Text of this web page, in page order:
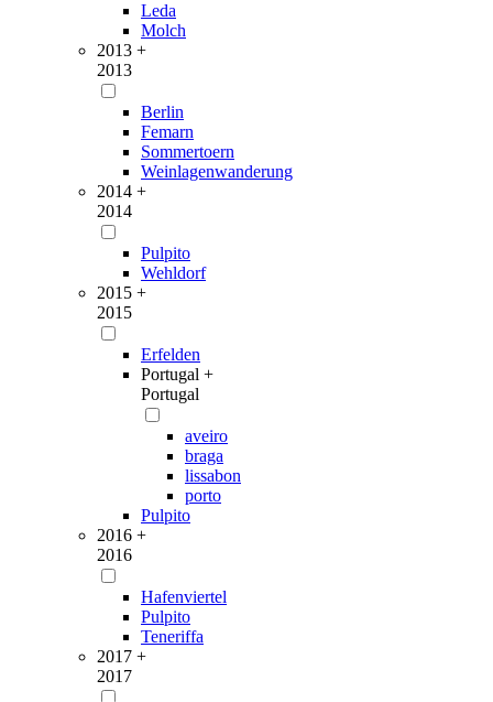
Leda
Molch
2013 +
2013
Berlin
Femarn
Sommertoern
Weinlagenwanderung
2014 +
2014
Pulpito
Wehldorf
2015 +
2015
Erfelden
Portugal +
Portugal
aveiro
braga
lissabon
porto
Pulpito
2016 +
2016
Hafenviertel
Pulpito
Teneriffa
2017 +
2017